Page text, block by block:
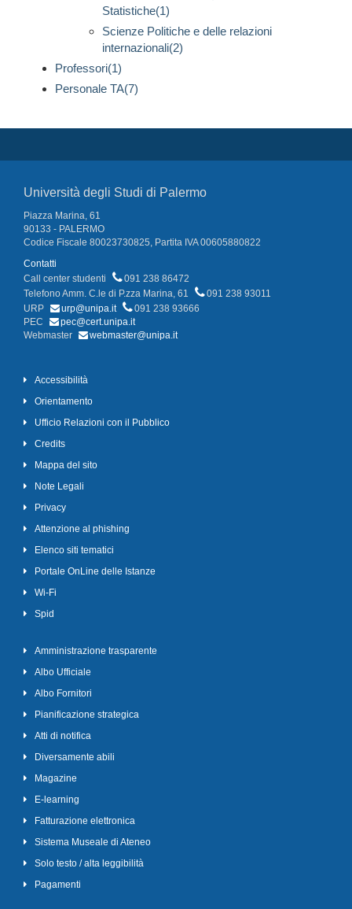
Statistiche(1)
Scienze Politiche e delle relazioni
internazionali(2)
Professori(1)
Personale TA(7)
Università degli Studi di Palermo
Piazza Marina, 61
90133 - PALERMO
Codice Fiscale 80023730825, Partita IVA 00605880822
Contatti
Call center studenti
091 238 86472
Telefono Amm. C.le di P.zza Marina, 61
091 238 93011
URP
urp@unipa.it
091 238 93666
PEC
pec@cert.unipa.it
Webmaster
webmaster@unipa.it
Accessibilità
Orientamento
Ufficio Relazioni con il Pubblico
Credits
Mappa del sito
Note Legali
Privacy
Attenzione al phishing
Elenco siti tematici
Portale OnLine delle Istanze
Wi-Fi
Spid
Amministrazione trasparente
Albo Ufficiale
Albo Fornitori
Pianificazione strategica
Atti di notifica
Diversamente abili
Magazine
E-learning
Fatturazione elettronica
Sistema Museale di Ateneo
Solo testo / alta leggibilità
Pagamenti